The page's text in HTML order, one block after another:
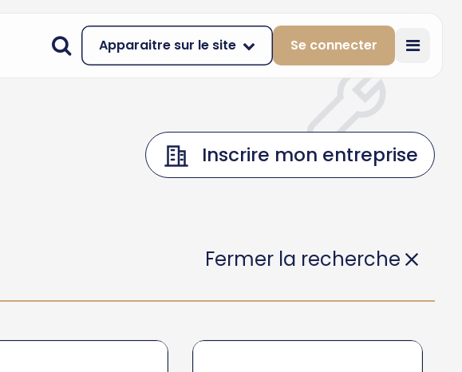
Apparaitre sur le site Se connecter
Inscrire mon entreprise
Fermer la recherche